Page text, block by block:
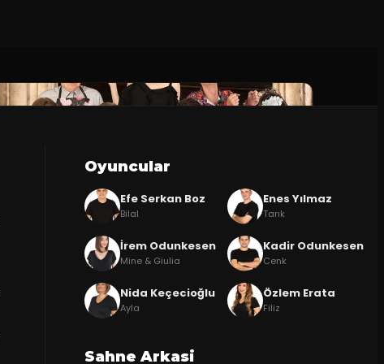
Oyuncular
Efe Serkan Boz
Bilal
Enes Yılmaz
Tarık
İrem Odunkesen
Mine & Giulia
Kadir Odunkesen
Cenk
Nida Keçecioğlu
Ayla
Özlem Erata
Filiz
Sahne Arkasi